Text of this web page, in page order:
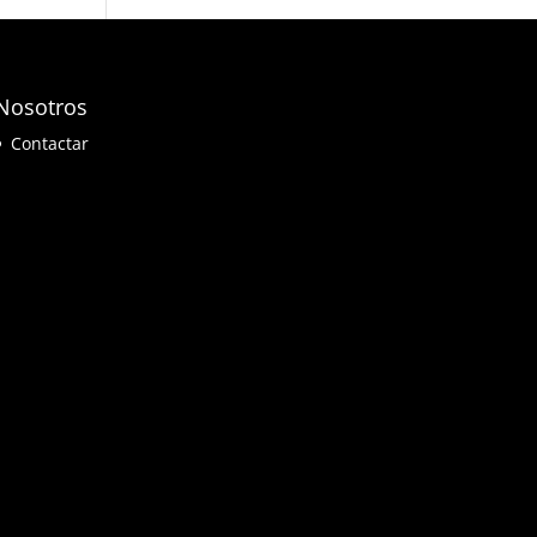
Contactar